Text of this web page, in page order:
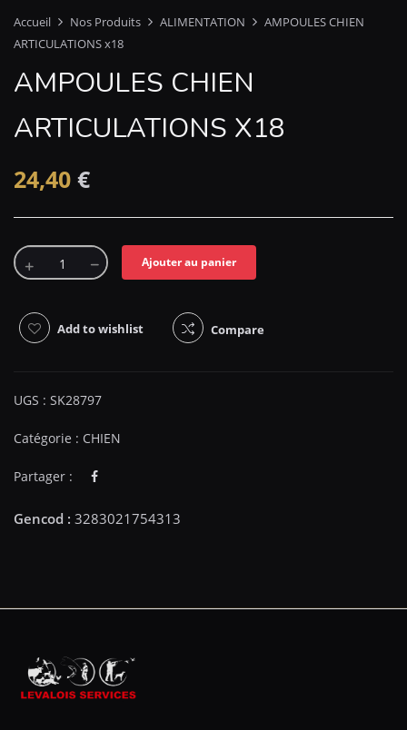
Accueil Nos Produits ALIMENTATION
AMPOULES CHIEN
ARTICULATIONS x18
AMPOULES CHIEN
ARTICULATIONS X18
24,40 €
Ajouter au panier
Add to wishlist Compare
UGS : SK28797
Catégorie : CHIEN
Partager :